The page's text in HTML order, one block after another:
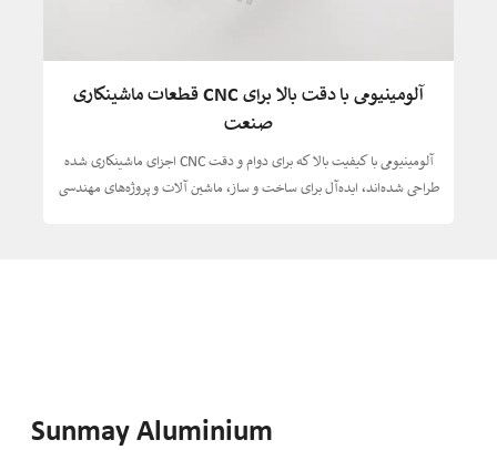
قطعات ماشینکاری شده آلومینیومی CNC دقیق برای
مصارف صنعتی
قطعات ماشینکاری آلومینیومی CNC با کیفیت بالا که برای دقت، دوام و
کاربردهای صنعتی متنوع طراحی شده‌اند، ایده‌آل برای پروژه‌های ساخت و ساز
Sunmay Aluminium